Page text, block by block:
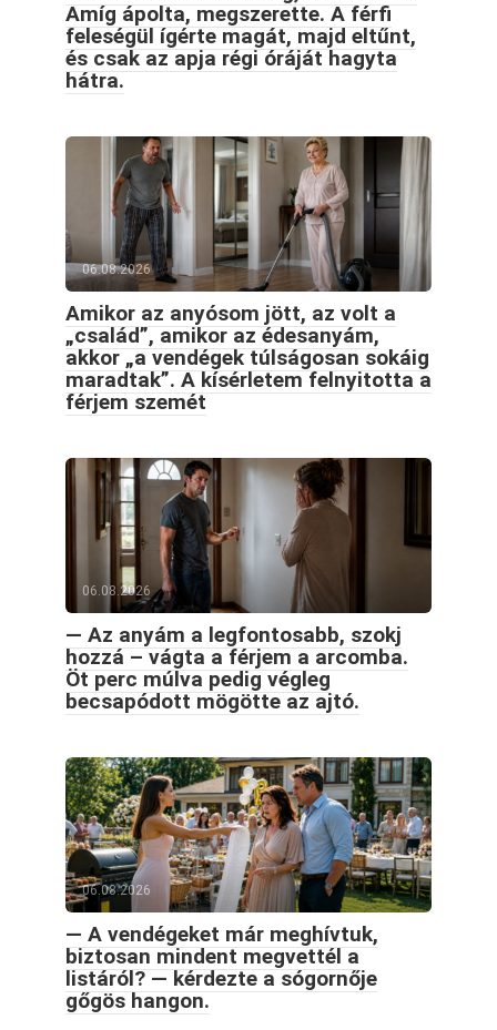
Amíg ápolta, megszerette. A férfi
feleségül ígérte magát, majd eltűnt,
és csak az apja régi óráját hagyta
hátra.
06.08.2026
Amikor az anyósom jött, az volt a
„család”, amikor az édesanyám,
akkor „a vendégek túlságosan sokáig
maradtak”. A kísérletem felnyitotta a
férjem szemét
06.08.2026
— Az anyám a legfontosabb, szokj
hozzá – vágta a férjem a arcomba.
Öt perc múlva pedig végleg
becsapódott mögötte az ajtó.
06.08.2026
— A vendégeket már meghívtuk,
biztosan mindent megvettél a
listáról? — kérdezte a sógornője
gőgös hangon.